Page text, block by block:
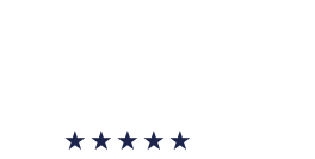
★ ★ ★ ★ ★